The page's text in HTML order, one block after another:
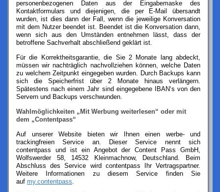
personenbezogenen Daten aus der Eingabemaske des
Kontaktformulars und diejenigen, die per E-Mail übersandt
wurden, ist dies dann der Fall, wenn die jeweilige Konversation
mit dem Nutzer beendet ist. Beendet ist die Konversation dann,
wenn sich aus den Umständen entnehmen lässt, dass der
betroffene Sachverhalt abschließend geklärt ist.
Für die Korrektheitsgarantie, die Sie 2 Monate lang abdeckt,
müssen wir nachträglich nachvollziehen können, welche Daten
zu welchem Zeitpunkt eingegeben wurden. Durch Backups kann
sich die Speicherfrist über 2 Monate hinaus verlängern.
Spätestens nach einem Jahr sind eingegebene IBAN‘s von den
Servern und Backups verschwunden.
Wahlmöglichkeiten „Mit Werbung weiterlesen“ oder mit
dem „Contentpass“
Auf unserer Website bieten wir Ihnen einen werbe- und
trackingfreien Service an. Dieser Service nennt sich
contentpass und ist ein Angebot der Content Pass GmbH,
Wolfswerder 58, 14532 Kleinmachnow, Deutschland. Beim
Abschluss des Service wird contentpass Ihr Vertragspartner.
Weitere Informationen zu diesem Service finden Sie
auf my.contentpass.